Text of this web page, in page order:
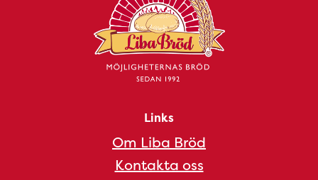
Links
Om Liba Bröd
Kontakta oss